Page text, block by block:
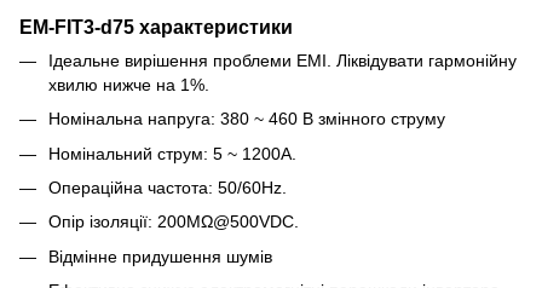
EM-FIT3-d75 характеристики
Ідеальне вирішення проблеми EMI. Ліквідувати гармонійну
хвилю нижче на 1%.
Номінальна напруга: 380 ~ 460 В змінного струму
Номінальний струм: 5 ~ 1200A.
Операційна частота: 50/60Hz.
Опір ізоляції: 200MΩ@500VDC.
Відмінне придушення шумів